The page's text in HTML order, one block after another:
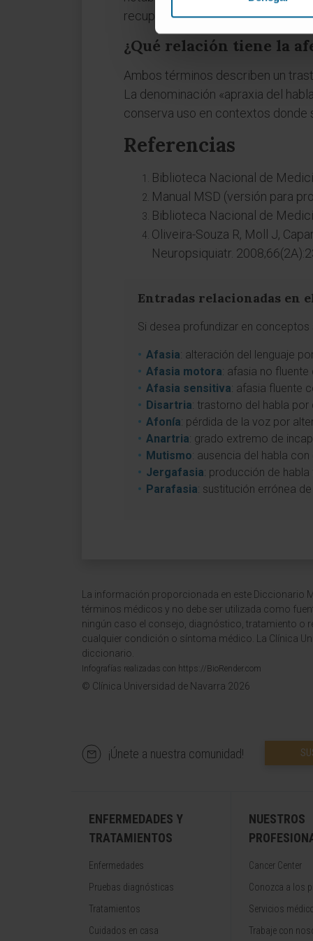
recuperación es más limitada.
¿Qué relación tiene la
Ambos términos describen un
La denominación «apraxia del
conserva uso en contextos
Referencias
Biblioteca Nacional de
Manual MSD (versión para
Biblioteca Nacional de
Oliveira-Souza R, Moll J,
Neuropsiquiatr.
Entradas relacionadas en
Si desea profundizar en
Afasia: alteración del lenguaje
Afasia motora: afasia no
Afasia sensitiva: afasia fluente
Disartria: trastorno del habla
Afonía: pérdida de la voz por
Anartria: grado extremo de
Mutismo: ausencia del habla
Jergafasia: producción de
Parafasia: sustitución errónea
La información proporcionada en este Diccionario
términos médicos y no debe ser utilizada como
ningún caso el consejo, diagnóstico, tratamiento o
cualquier condición o síntoma médico. La Clínica
diccionario.
Infografías realizadas con https://BioRender.com
© Clínica Universidad de Navarra 2026
¡Únete a nuestra comunidad!
ENFERMEDADES Y
TRATAMIENTOS
Enfermedades
Pruebas diagnósticas
Tratamientos
Cuidados en casa
NUESTROS
Cancer Center
Conozca a los
Servicios
Trabaje con